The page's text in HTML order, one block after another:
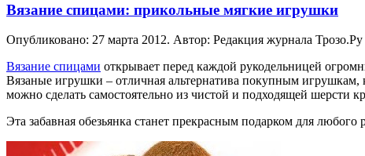
Вязание спицами: прикольные мягкие игрушки
Опубликовано: 27 марта 2012. Автор: Редакция журнала Трозо.Ру
Вязание спицами открывает перед каждой рукодельницей
Вязаные игрушки – отличная альтернатива покупным игрушкам,
можно сделать самостоятельно из чистой и подходящей шерсти
Эта забавная обезьянка станет прекрасным подарком для